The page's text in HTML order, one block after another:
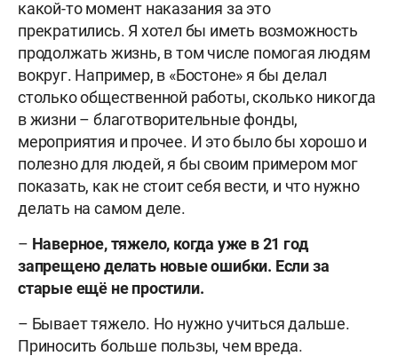
какой-то момент наказания за это
прекратились. Я хотел бы иметь возможность
продолжать жизнь, в том числе помогая людям
вокруг. Например, в «Бостоне» я бы делал
столько общественной работы, сколько никогда
в жизни – благотворительные фонды,
мероприятия и прочее. И это было бы хорошо и
полезно для людей, я бы своим примером мог
показать, как не стоит себя вести, и что нужно
делать на самом деле.
– Наверное, тяжело, когда уже в 21 год
запрещено делать новые ошибки. Если за
старые ещё не простили.
– Бывает тяжело. Но нужно учиться дальше.
Приносить больше пользы, чем вреда.